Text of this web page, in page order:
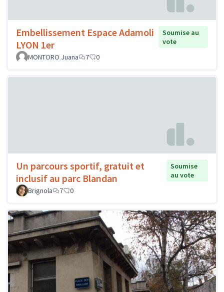
Embellissement Espace Adamoli
LYON 1er
Soumise au
vote
MONTORO Juana
7 0
Un parcours sportif, gratuit et
inclusif au parc Blandan
Soumise
au vote
Brignola
7 0